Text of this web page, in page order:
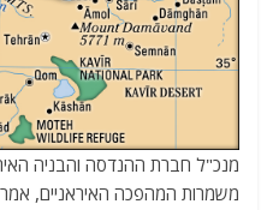
מנכ"ל חברת ההנדסה והבניה